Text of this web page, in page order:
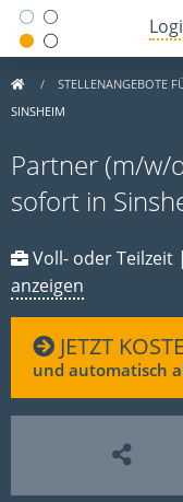
STELLENANGEBOTE
SINSHEIM
Partner (m/w/
sofort in
Voll- oder Teilzeit |
anzeigen
JETZT
und automatisch